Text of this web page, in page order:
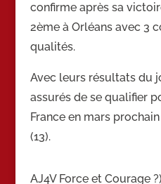
confirme après sa
2ème à Orléans avec 3
qualités.
Avec leurs résultats du
assurés de se qualifier
France en mars
(13).
AJ4V Force et Courage